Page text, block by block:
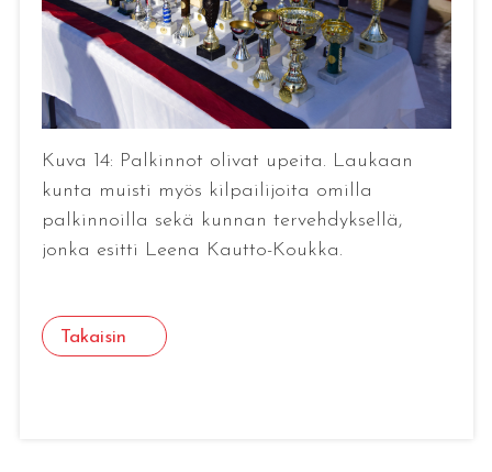
Kuva 14: Palkinnot olivat upeita. Laukaan
kunta muisti myös kilpailijoita omilla
palkinnoilla sekä kunnan tervehdyksellä,
jonka esitti Leena Kautto-Koukka.
Takaisin